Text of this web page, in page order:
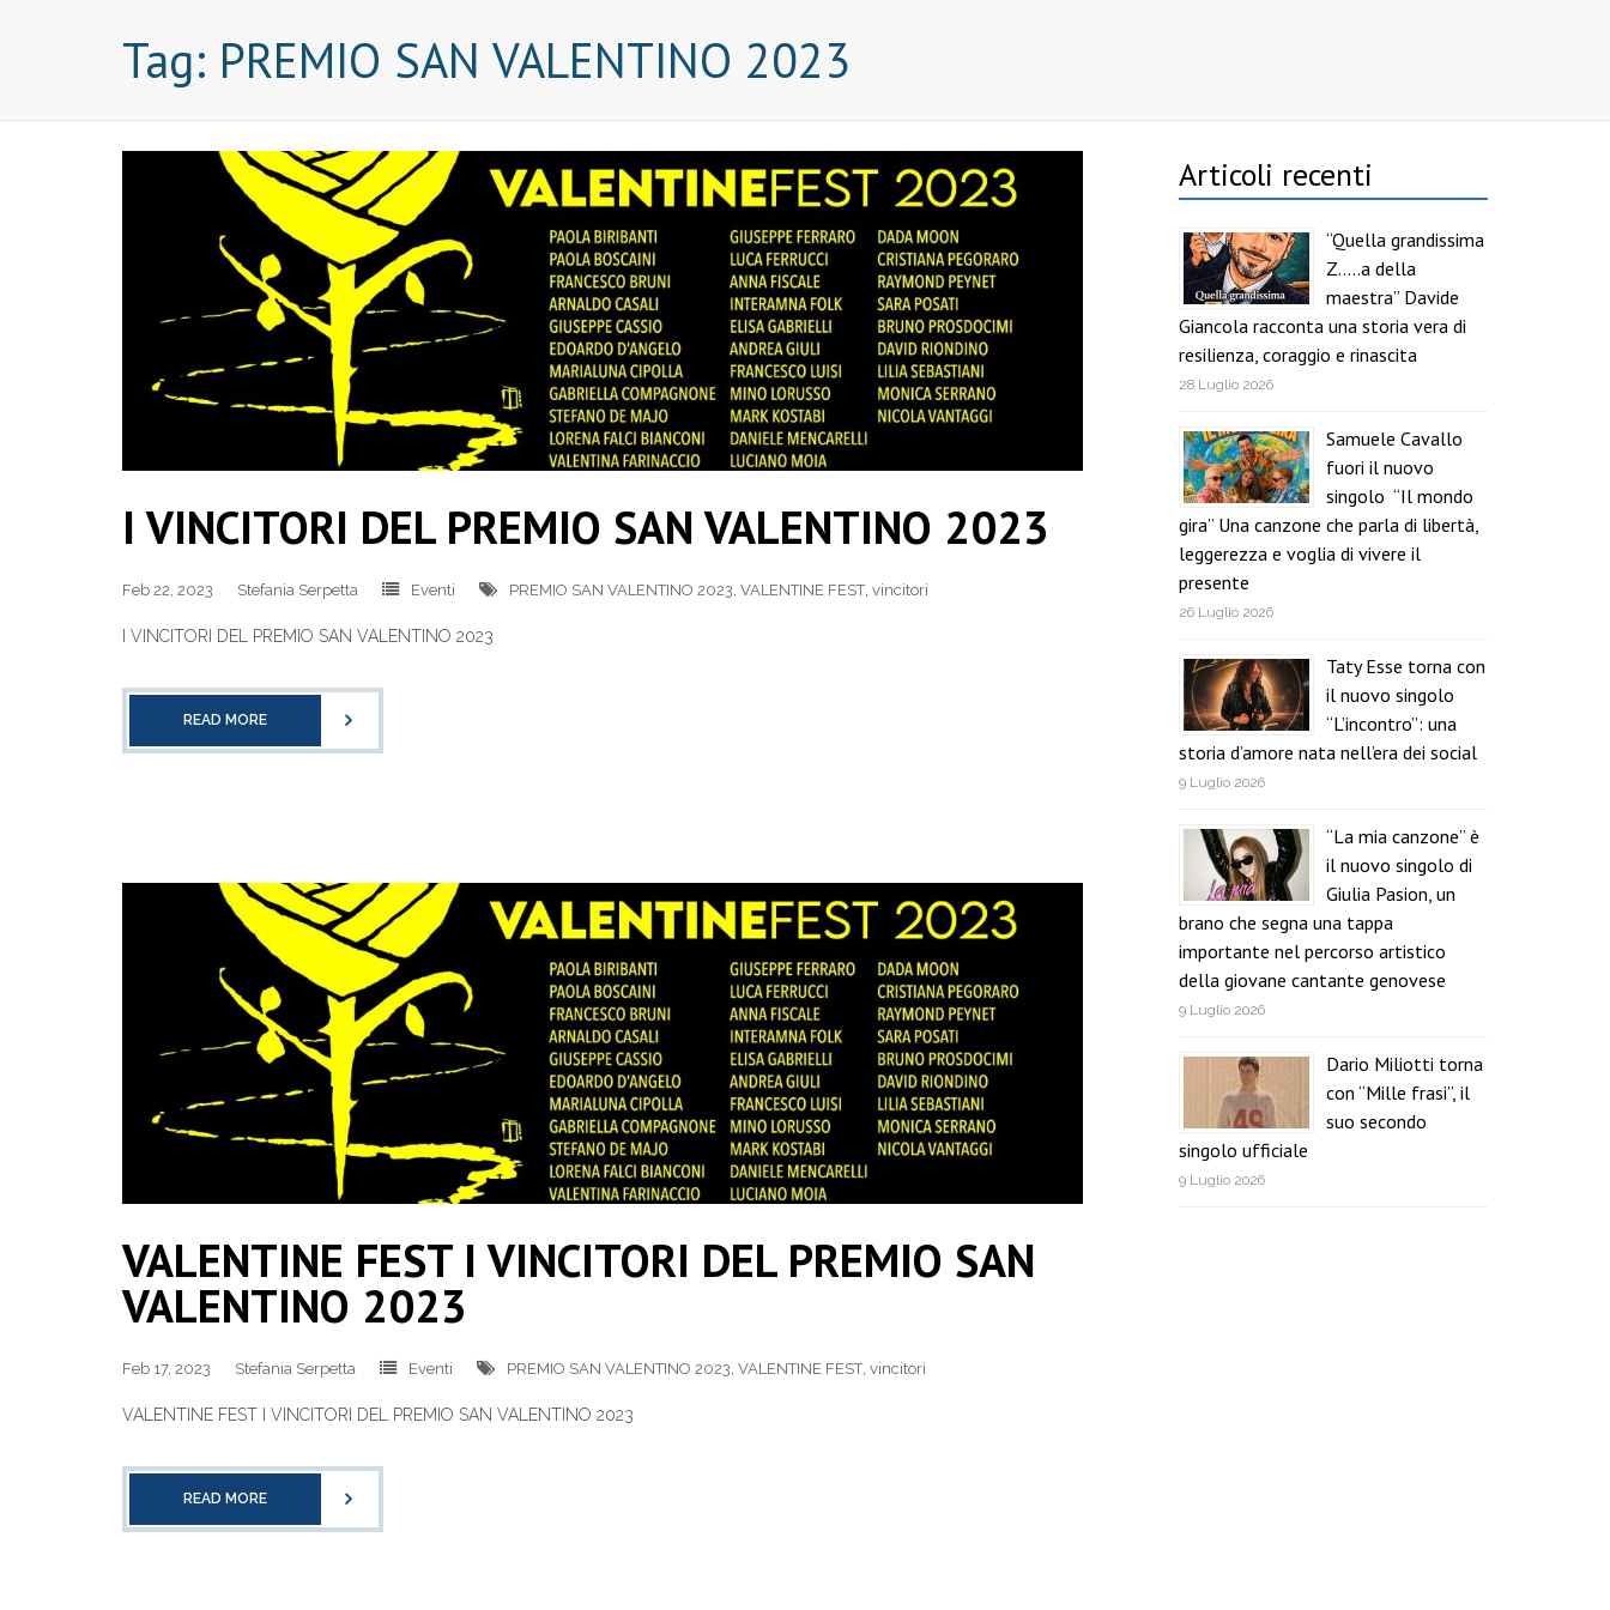
Tag: PREMIO SAN VALENTINO 2023
I VINCITORI DEL PREMIO SAN VALENTINO 2023
Feb 22, 2023 Stefania Serpetta Eventi PREMIO SAN VALENTINO 2023, VALENTINE FEST, vincitori
I VINCITORI DEL PREMIO SAN VALENTINO 2023
READ MORE
VALENTINE FEST I VINCITORI DEL PREMIO SAN
VALENTINO 2023
Feb 17, 2023 Stefania Serpetta Eventi PREMIO SAN VALENTINO 2023 VALENTINE FEST, vincitori
VALENTINE FEST I VINCITORI DEL PREMIO SAN VALENTINO 2023
READ MORE
Articoli recenti
“Quella grandissima
Z…..a della
maestra” Davide
Giancola racconta una storia vera di
resilienza, coraggio e rinascita
28 Luglio 2026
Samuele Cavallo
fuori il nuovo
singolo “Il mondo
gira” Una canzone che parla di libertà,
leggerezza e voglia di vivere il
presente
26 Luglio 2026
Taty Esse torna con
il nuovo singolo
“L’incontro”: una
storia d’amore nata nell’era dei social
9 Luglio 2026
“La mia canzone” è
il nuovo singolo di
Giulia Pasion, un
brano che segna una tappa
importante nel percorso artistico
della giovane cantante genovese
9 Luglio 2026
Dario Miliotti torna
con “Mille frasi”, il
suo secondo
singolo ufficiale
9 Luglio 2026